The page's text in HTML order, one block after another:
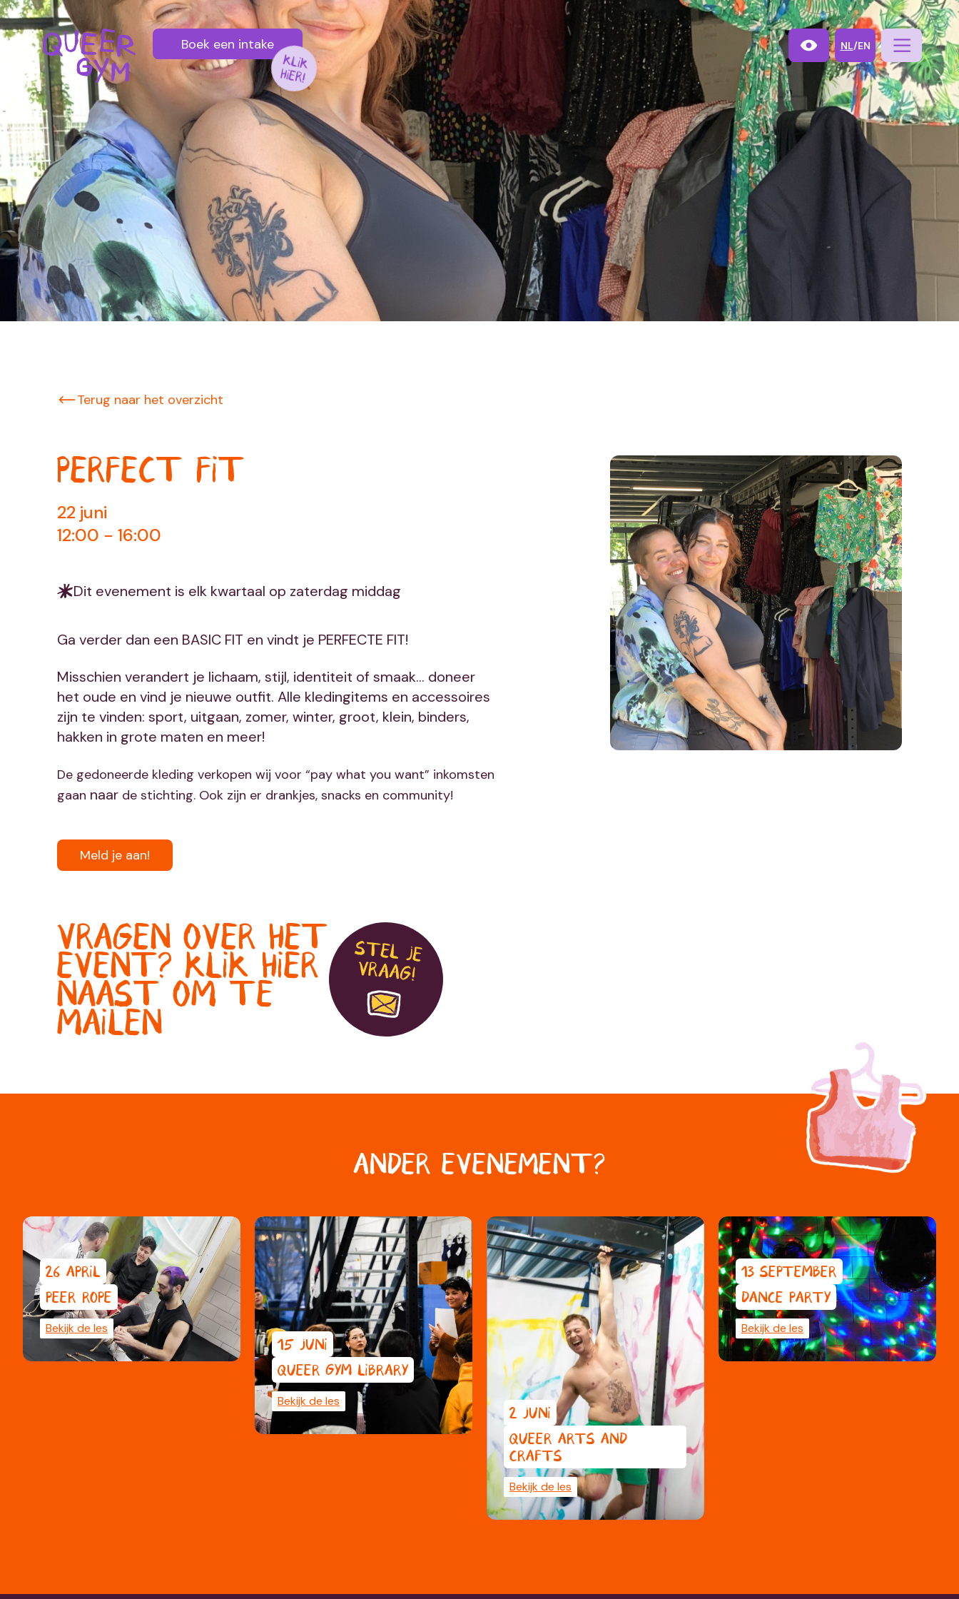
Boek een intake
KLIK
HIER!
NL/EN
Terug naar het overzicht
PERFECT FIT
22 juni
12:00 - 16:00
Dit evenement is elk kwartaal op zaterdag middag
Ga verder dan een BASIC FIT en vindt je PERFECTE FIT!
Misschien verandert je lichaam, stijl, identiteit of smaak… doneer
het oude en vind je nieuwe outfit. Alle kledingitems en accessoires
zijn te vinden: sport, uitgaan, zomer, winter, groot, klein, binders,
hakken in grote maten en meer!
De gedoneerde kleding verkopen wij voor “pay what you want” inkomsten
gaan naar de stichting. Ook zijn er drankjes, snacks en community!
Meld je aan!
VRAGEN OVER HET
EVENT? KLIK HIER
NAAST OM TE
MAILEN
ST
EL JE
VRAAG!
ANDER EVENEMENT?
26 APRIL
PEER ROPE
Bekijk de les
15 JUNI
QUEER GYM LIBRARY
Bekijk de les
2 JUNI
QUEER ARTS AND
CRAFTS
Bekijk de les
13 SEPTEMBER
DANCE PARTY
Bekijk de les